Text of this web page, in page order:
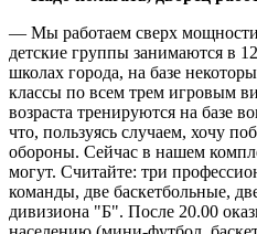
— Мы работаем сверх
детские группы занимаются в
школах города, на базе
классы по всем трем игровым
возраста тренируются на базе
что, пользуясь случаем, хочу
обороны. Сейчас в нашем
могут. Считайте: три
команды, две баскетбольные,
дивизиона "Б". После 20.00